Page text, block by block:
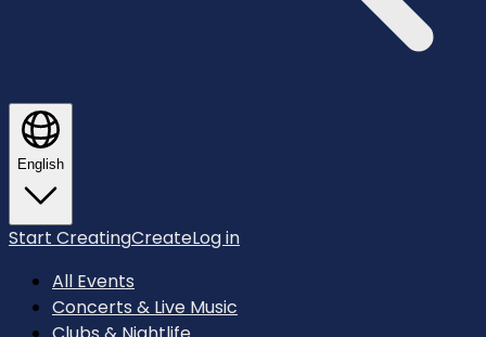
English
Start CreatingCreateLog in
All Events
Concerts & Live Music